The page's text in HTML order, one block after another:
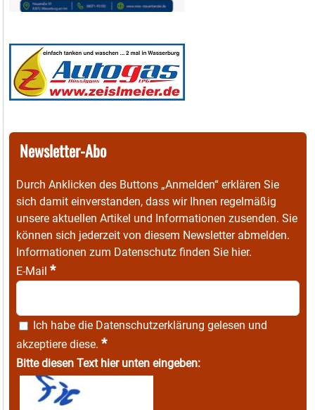
Newsletter-Abo
Durch Anklicken des Buttons „Anmelden“ erklären Sie
sich damit einverstanden, dass wir Ihnen regelmäßig
unsere aktuellen Artikel und Informationen zusenden. Sie
können sich jederzeit von diesem Newsletter abmelden.
Informationen zum Datenschutz finden Sie hier.
E-Mail *
Ich habe die Datenschutzerklärung gelesen und
akzeptiere diese. *
Bitte diesen Text hier unten eingeben: